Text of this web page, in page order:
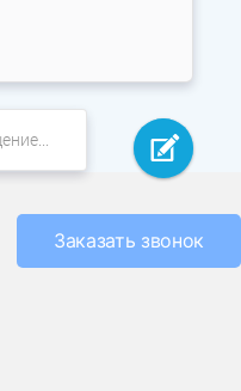
Заказать звонок